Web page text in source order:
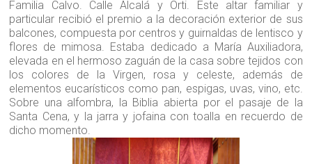
Familia Calvo. Calle Alcalá y Orti. Este altar familiar y
particular recibió el premio a la decoración exterior de sus
balcones, compuesta por centros y guirnaldas de lentisco y
flores de mimosa. Estaba dedicado a María Auxiliadora,
elevada en el hermoso zaguán de la casa sobre tejidos con
los colores de la Virgen, rosa y celeste, además de
elementos eucarísticos como pan, espigas, uvas, vino, etc.
Sobre una alfombra, la Biblia abierta por el pasaje de la
Santa Cena, y la jarra y jofaina con toalla en recuerdo de
dicho momento.